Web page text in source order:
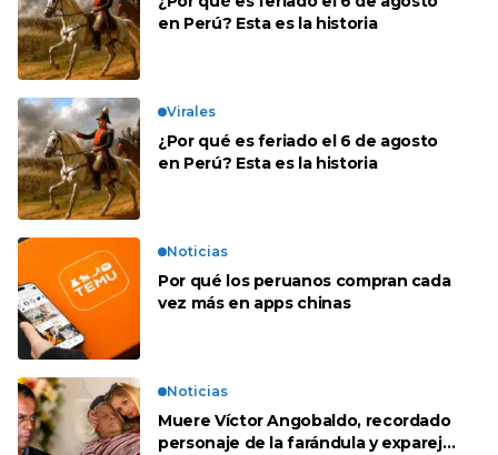
en Perú? Esta es la historia
Virales
¿Por qué es feriado el 6 de agosto
en Perú? Esta es la historia
Noticias
Por qué los peruanos compran cada
vez más en apps chinas
Noticias
Muere Víctor Angobaldo, recordado
personaje de la farándula y expareja